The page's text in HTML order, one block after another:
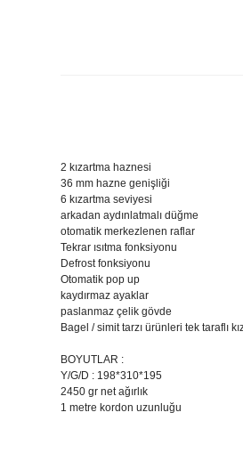
2 kızartma haznesi
36 mm hazne genişliği
6 kızartma seviyesi
arkadan aydınlatmalı düğme
otomatik merkezlenen raflar
Tekrar ısıtma fonksiyonu
Defrost fonksiyonu
Otomatik pop up
kaydırmaz ayaklar
paslanmaz çelik gövde
Bagel / simit tarzı ürünleri tek taraflı
BOYUTLAR :
Y/G/D : 198*310*195
2450 gr net ağırlık
1 metre kordon uzunluğu